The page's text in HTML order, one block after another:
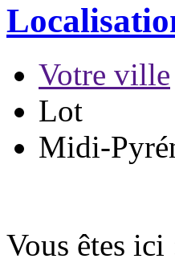
Votre ville
Lot
Midi-
Vous êtes ici